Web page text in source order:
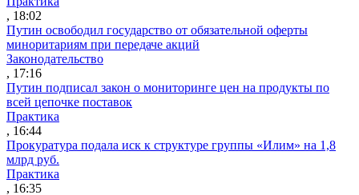
, 18:02
Путин освободил государство от обязательной оферты
миноритариям при передаче акций
Законодательство
, 17:16
Путин подписал закон о мониторинге цен на продукты по
всей цепочке поставок
Практика
, 16:44
Прокуратура подала иск к структуре группы «Илим» на 1,8
млрд руб.
Практика
, 16:35